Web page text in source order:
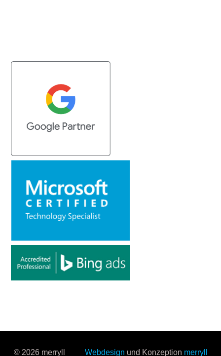
© 2026 merryll Webdesign und Konzeption merryll